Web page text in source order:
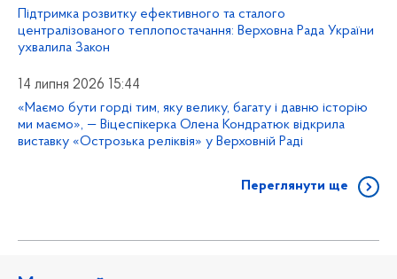
Підтримка розвитку ефективного та сталого
централізованого теплопостачання: Верховна Рада України
ухвалила Закон
14 липня 2026 15:44
«Маємо бути горді тим, яку велику, багату і давню історію
ми маємо», — Віцеспікерка Олена Кондратюк відкрила
виставку «Острозька реліквія» у Верховній Раді
Переглянути ще